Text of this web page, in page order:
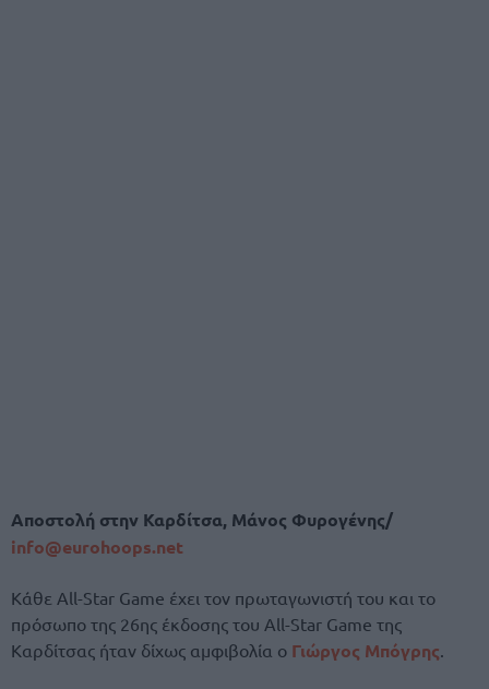
Αποστολή στην Καρδίτσα, Μάνος Φυρογένης/
info@eurohoops.net
Κάθε All-Star Game έχει τον πρωταγωνιστή του και το
πρόσωπο της 26ης έκδοσης του All-Star Game της
Καρδίτσας ήταν δίχως αμφιβολία ο Γιώργος Μπόγρης.